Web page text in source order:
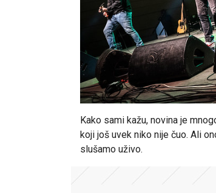
Kako sami kažu, novina je
koji još uvek niko nije čuo. Ali
slušamo uživo.